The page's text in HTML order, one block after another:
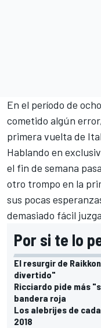
En el período de
cometido algún
primera vuelta de
Hablando en
el fin de semana
otro trompo en la
sus pocas
demasiado fácil
Por si te lo
El resurgir de
divertido"
Ricciardo pide más
bandera roja
Los alebrijes de
2018